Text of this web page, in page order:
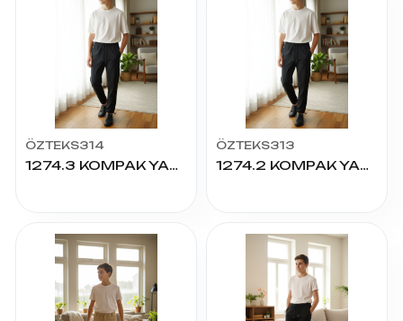
ÖZTEKS314
1274.3 KOMPAK YAN CEP STOPERLİ PÇ ALT 13/16
ÖZTEKS313
1274.2 KOMPAK YAN CEP STOPERLİ PÇ ALT 9/12